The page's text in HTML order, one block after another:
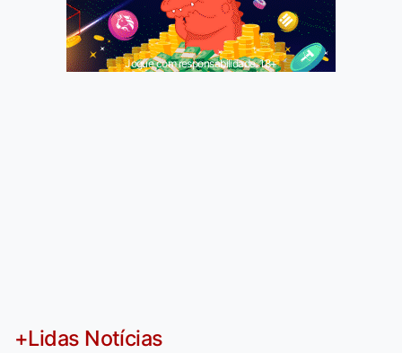
Jogue com responsabilidade. 18+
+Lidas Notícias